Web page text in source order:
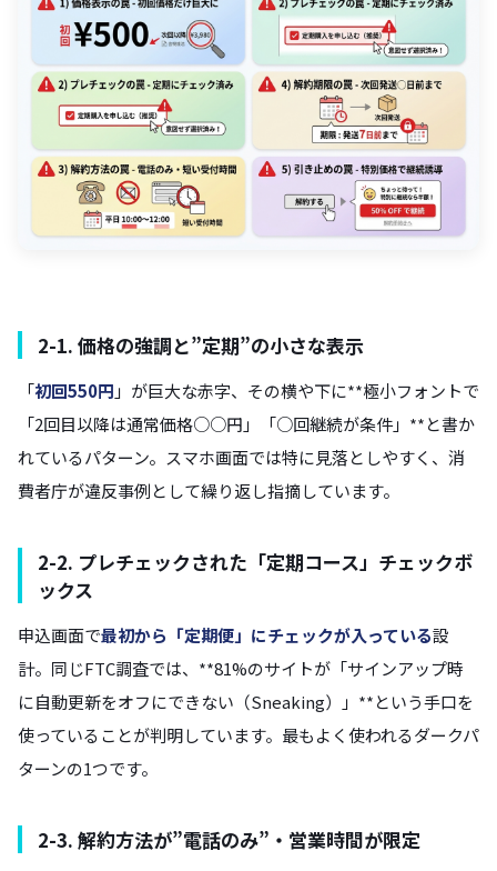
2-1. 価格の強調と”定期”の小さな表示
「初回550円 」が巨大な赤字、その横や下に**極小フォントで
「2回目以降は通常価格○○円」「○回継続が条件」**と書か
れているパターン。スマホ画面では特に見落としやすく、消
費者庁が違反事例として繰り返し指摘しています。
2-2. プレチェックされた「定期コース」チェックボ
ックス
申込画面で最初から「定期便」にチェックが入っている設
計。同じFTC調査では、**81%のサイトが「サインアップ時
に自動更新をオフにできない（Sneaking）」**という手口を
使っていることが判明しています。最もよく使われるダークパ
ターンの1つです。
2-3. 解約方法が”電話のみ”・営業時間が限定